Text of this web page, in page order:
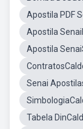
Apostila PDF
Apostila
Apostila
Senai
Tabela